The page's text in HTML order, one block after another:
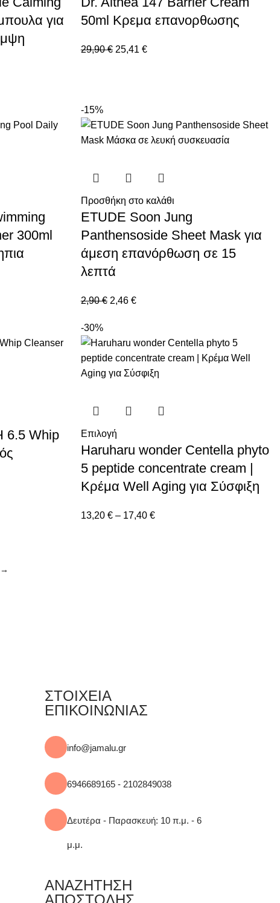
για
50ml Κρεμα επανορθωσης
29,90€ 25,41 €
300ml
-15%
Προσθήκη στο καλάθι
ETUDE Soon Jung
Panthensoside Sheet Mask για
άμεση επανόρθωση σε 15
λεπτά
2,90€ 2,46 €
6.5 Whip
-30%
Επιλογή
Haruharu wonder Centella phyto
5 peptide concentrate cream |
Κρέμα Well Aging για Σύσφιξη
13,20 €– 17,40 €
→
ΣΤΟΙΧΕΙΑ
ΕΠΙΚΟΙΝΩΝΙΑΣ
info@jamalu.gr
6946689165 - 2102849038
Δευτέρα - Παρασκευή: 10 π.μ. - 6
μ.μ.
ΑΝΑΖΗΤΗΣΗ
ΑΠΟΣΤΟΛΗΣ